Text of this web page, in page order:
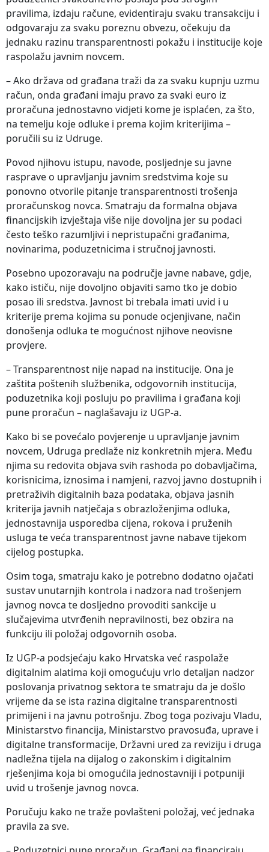
pravilima, izdaju račune, evidentiraju svaku transakciju i
odgovaraju za svaku poreznu obvezu, očekuju da
jednaku razinu transparentnosti pokažu i institucije koje
raspolažu javnim novcem.
– Ako država od građana traži da za svaku kupnju uzmu
račun, onda građani imaju pravo za svaki euro iz
proračuna jednostavno vidjeti kome je isplaćen, za što,
na temelju koje odluke i prema kojim kriterijima –
poručili su iz Udruge.
Povod njihovu istupu, navode, posljednje su javne
rasprave o upravljanju javnim sredstvima koje su
ponovno otvorile pitanje transparentnosti trošenja
proračunskog novca. Smatraju da formalna objava
financijskih izvještaja više nije dovoljna jer su podaci
često teško razumljivi i nepristupačni građanima,
novinarima, poduzetnicima i stručnoj javnosti.
Posebno upozoravaju na područje javne nabave, gdje,
kako ističu, nije dovoljno objaviti samo tko je dobio
posao ili sredstva. Javnost bi trebala imati uvid i u
kriterije prema kojima su ponude ocjenjivane, način
donošenja odluka te mogućnost njihove neovisne
provjere.
– Transparentnost nije napad na institucije. Ona je
zaštita poštenih službenika, odgovornih institucija,
poduzetnika koji posluju po pravilima i građana koji
pune proračun – naglašavaju iz UGP-a.
Kako bi se povećalo povjerenje u upravljanje javnim
novcem, Udruga predlaže niz konkretnih mjera. Među
njima su redovita objava svih rashoda po dobavljačima,
korisnicima, iznosima i namjeni, razvoj javno dostupnih i
pretraživih digitalnih baza podataka, objava jasnih
kriterija javnih natječaja s obrazloženjima odluka,
jednostavnija usporedba cijena, rokova i pruženih
usluga te veća transparentnost javne nabave tijekom
cijelog postupka.
Osim toga, smatraju kako je potrebno dodatno ojačati
sustav unutarnjih kontrola i nadzora nad trošenjem
javnog novca te dosljedno provoditi sankcije u
slučajevima utvrđenih nepravilnosti, bez obzira na
funkciju ili položaj odgovornih osoba.
Iz UGP-a podsjećaju kako Hrvatska već raspolaže
digitalnim alatima koji omogućuju vrlo detaljan nadzor
poslovanja privatnog sektora te smatraju da je došlo
vrijeme da se ista razina digitalne transparentnosti
primijeni i na javnu potrošnju. Zbog toga pozivaju Vladu,
Ministarstvo financija, Ministarstvo pravosuđa, uprave i
digitalne transformacije, Državni ured za reviziju i druga
nadležna tijela na dijalog o zakonskim i digitalnim
rješenjima koja bi omogućila jednostavniji i potpuniji
uvid u trošenje javnog novca.
Poručuju kako ne traže povlašteni položaj, već jednaka
pravila za sve.